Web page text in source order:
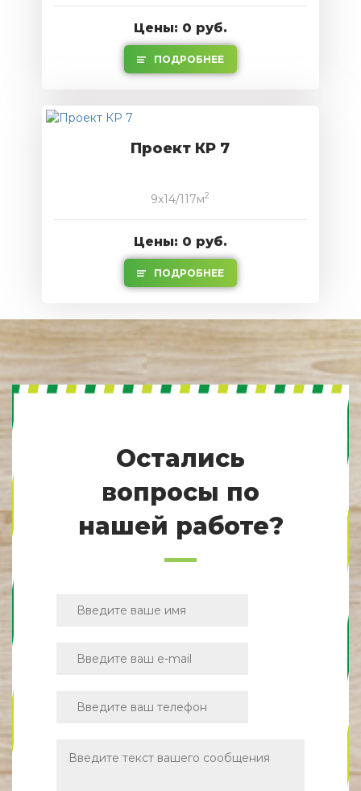
Цены: 0 руб.
ПОДРОБНЕЕ
Проект КР 7
9x14/117м2
Цены: 0 руб.
ПОДРОБНЕЕ
Остались
вопросы по
нашей работе?